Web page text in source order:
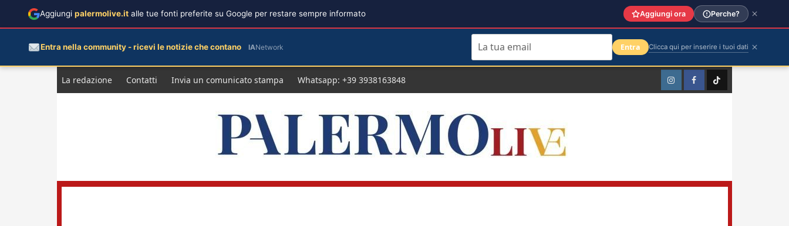
La redazione Contatti Invia un comunicato stampa Whatsapp: +39 3938163848 InstagramFacebookTikTok
Aggiungi palermolive.it alle tue fonti preferite su Google per restare sempre informato Aggiungi ora Perche?
Entra nella community - ricevi le notizie che contano IANetwork Entra Clicca qui per inserire i tuoi dati